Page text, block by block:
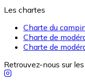
Les chartes
Charte du
Charte de
Charte de
Retrouvez-nous sur